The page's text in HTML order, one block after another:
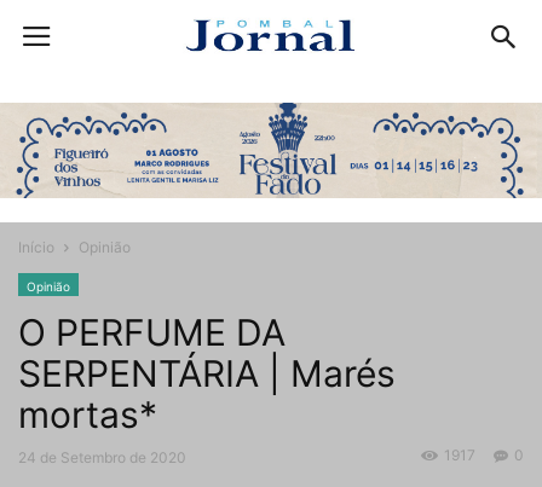
Início Opinião
Opinião
O PERFUME DA
SERPENTÁRIA | Marés
mortas*
24 de Setembro de 2020 0
1917